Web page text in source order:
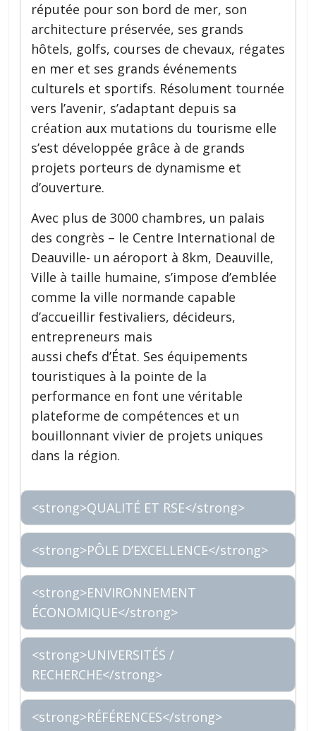
réputée pour son bord de mer, son
architecture préservée, ses grands
hôtels, golfs, courses de chevaux, régates
en mer et ses grands événements
culturels et sportifs. Résolument tournée
vers l’avenir, s’adaptant depuis sa
création aux mutations du tourisme elle
s’est développée grâce à de grands
projets porteurs de dynamisme et
d’ouverture.
Avec plus de 3000 chambres, un palais
des congrès – le Centre International de
Deauville- un aéroport à 8km, Deauville,
Ville à taille humaine, s’impose d’emblée
comme la ville normande capable
d’accueillir festivaliers, décideurs,
entrepreneurs mais
aussi chefs d’État. Ses équipements
touristiques à la pointe de la
performance en font une véritable
plateforme de compétences et un
bouillonnant vivier de projets uniques
dans la région.
<strong>QUALITÉ ET RSE</strong>
<strong>PÔLE D’EXCELLENCE</strong>
<strong>ENVIRONNEMENT
ÉCONOMIQUE</strong>
<strong>UNIVERSITÉS /
RECHERCHE</strong>
<strong>RÉFÉRENCES</strong>